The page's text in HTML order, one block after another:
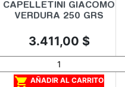
CAPELLETINI GIACOMO
VERDURA 250 GRS
Precio
3.411,00 $
 AÑADIR AL CARRITO